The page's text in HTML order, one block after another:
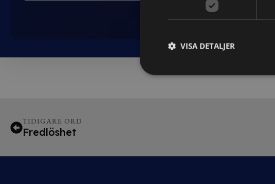
TIDIGARE ORD
Fredlöshet
VISA DETALJER